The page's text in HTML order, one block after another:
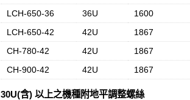
LCH-650-36
36U 1600
LCH-650-42
42U 1867
CH-780-42
42U 1867
CH-900-42
42U 1867
30U(含) 以上之機種附地平調整螺絲